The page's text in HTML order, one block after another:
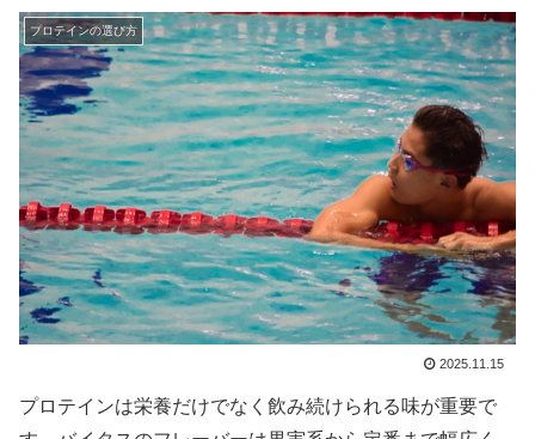
プロテインの選び方
2025.11.15
プロテインは栄養だけでなく飲み続けられる味が重要で